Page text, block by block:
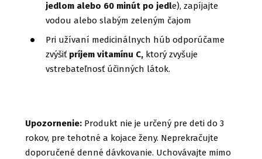
jedlom alebo 60 minút po jedle), zapíjajte
vodou alebo slabým zeleným čajom
Pri užívaní medicinálnych húb odporúčame
zvýšiť príjem vitamínu C,ktorý zvyšuje
vstrebateľnosť účinných látok.
Upozornenie:Produkt nie je určený pre deti do 3
rokov, pre tehotné a kojace ženy. Neprekračujte
doporučené denné dávkovanie. Uchovávajte mimo